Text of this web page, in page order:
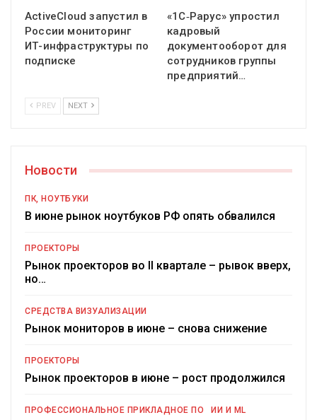
ActiveCloud запустил в
России мониторинг
ИТ-инфраструктуры по
подписке
«1С‑Рарус» упростил
кадровый
документооборот для
сотрудников группы
предприятий…
PREV NEXT
Новости
ПК, НОУТБУКИ
В июне рынок ноутбуков РФ опять обвалился
ПРОЕКТОРЫ
Рынок проекторов во II квартале – рывок вверх,
но…
СРЕДСТВА ВИЗУАЛИЗАЦИИ
Рынок мониторов в июне – снова снижение
ПРОЕКТОРЫ
Рынок проекторов в июне – рост продолжился
ПРОФЕССИОНАЛЬНОЕ ПРИКЛАДНОЕ ПО ИИ И ML